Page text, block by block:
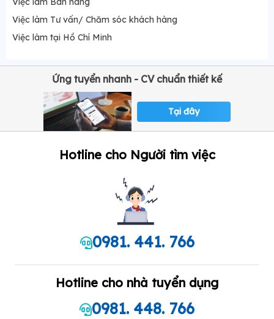
Việc làm Tư vấn/ Chăm sóc khách hàng
Việc làm tại Hồ Chí Minh
Ứng tuyển nhanh - CV chuẩn thiết kế
Tại đây
Hotline cho Người tìm việc
0981. 441. 766
Hotline cho nhà tuyển dụng
0981. 448. 766